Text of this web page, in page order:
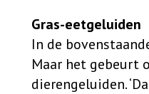
Gras-eetgeluiden
In de
Maar het gebeurt
dierengeluiden.